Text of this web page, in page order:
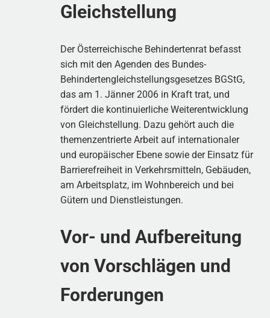
Gleichstellung
Der Österreichische Behindertenrat befasst
sich mit den Agenden des Bundes-
Behindertengleichstellungsgesetzes BGStG,
das am 1. Jänner 2006 in Kraft trat, und
fördert die kontinuierliche Weiterentwicklung
von Gleichstellung. Dazu gehört auch die
themenzentrierte Arbeit auf internationaler
und europäischer Ebene sowie der Einsatz für
Barrierefreiheit in Verkehrsmitteln, Gebäuden,
am Arbeitsplatz, im Wohnbereich und bei
Gütern und Dienstleistungen.
Vor- und Aufbereitung
von Vorschlägen und
Forderungen